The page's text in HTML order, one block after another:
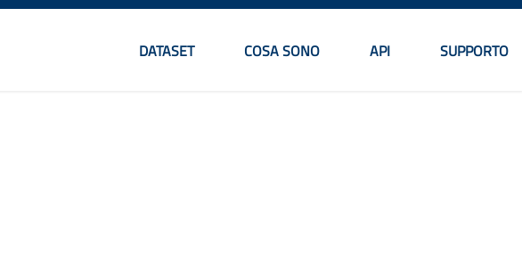
Menu principale
DATASET COSA SONO API SUPPORTO